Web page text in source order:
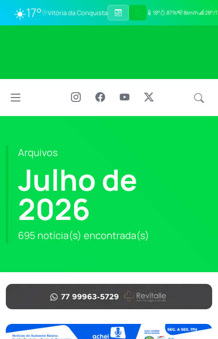
☀️17° Vitória da Conquista 18° 87% 8km/h 28°/
Arquivos
Julho de
2026
695 notícia(s) encontrada(s)